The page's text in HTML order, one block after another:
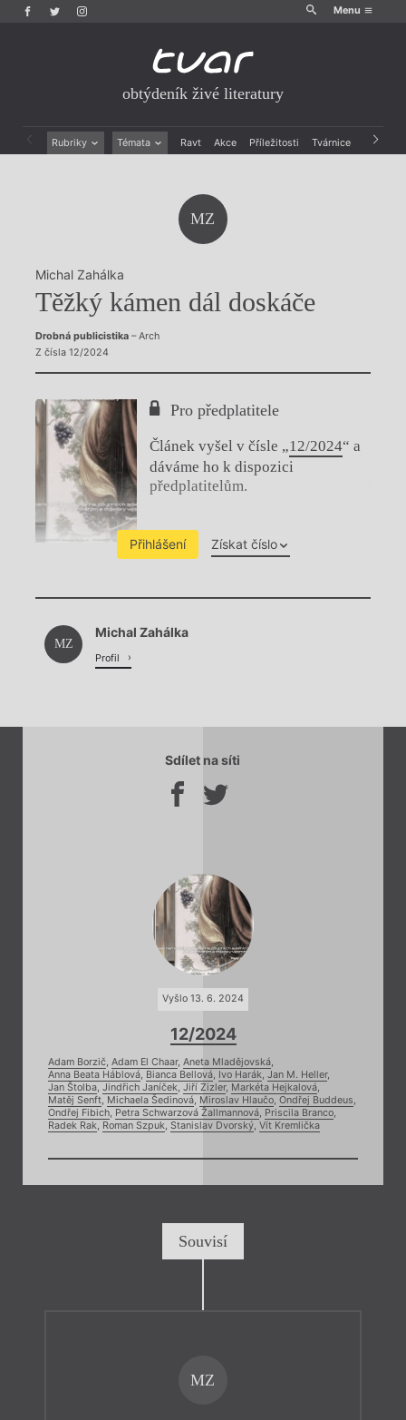
Menu
obtýdeník živé literatury
Rubriky Témata Ravt Akce Příležitosti Tvárnice Archiv
MZ
Michal Zahálka
Těžký kámen dál doskáče
Drobná publicistika– Arch
Z čísla 12/2024
Pro předplatitele
Článek vyšel v čísle „12/2024“ a
dáváme ho k dispozici
předplatitelům.
Přihlášení Získat číslo
Chviličku.
Načítá se.
MZ
Michal Zahálka
Profil
Sdílet na síti
Vyšlo 13. 6. 2024
12/2024
Adam Borzič, Adam El Chaar, Aneta Mladějovská,
Anna Beata Háblová, Bianca Bellová, Ivo Harák, Jan M. Heller,
Jan Štolba, Jindřich Janíček, Jiří Zizler, Markéta Hejkalová,
Matěj Senft, Michaela Šedinová, Miroslav Hlaučo, Ondřej Buddeus,
Ondřej Fibich, Petra Schwarzová Žallmannová, Priscila Branco,
Radek Rak, Roman Szpuk, Stanislav Dvorský, Vít Kremlička
Souvisí
MZ